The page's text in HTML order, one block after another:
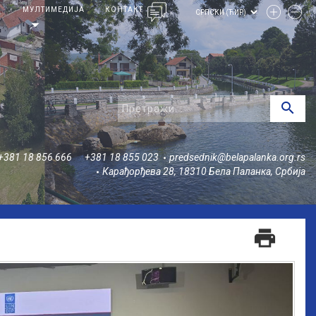
МУЛТИМЕДИЈА
arrow_drop_down
КОНТАКТ
search
18 856 666 +381 18 855 023
predsednik@belapalanka.org.rs
Карађорђева 28, 18310 Бела Паланка, Србија
print